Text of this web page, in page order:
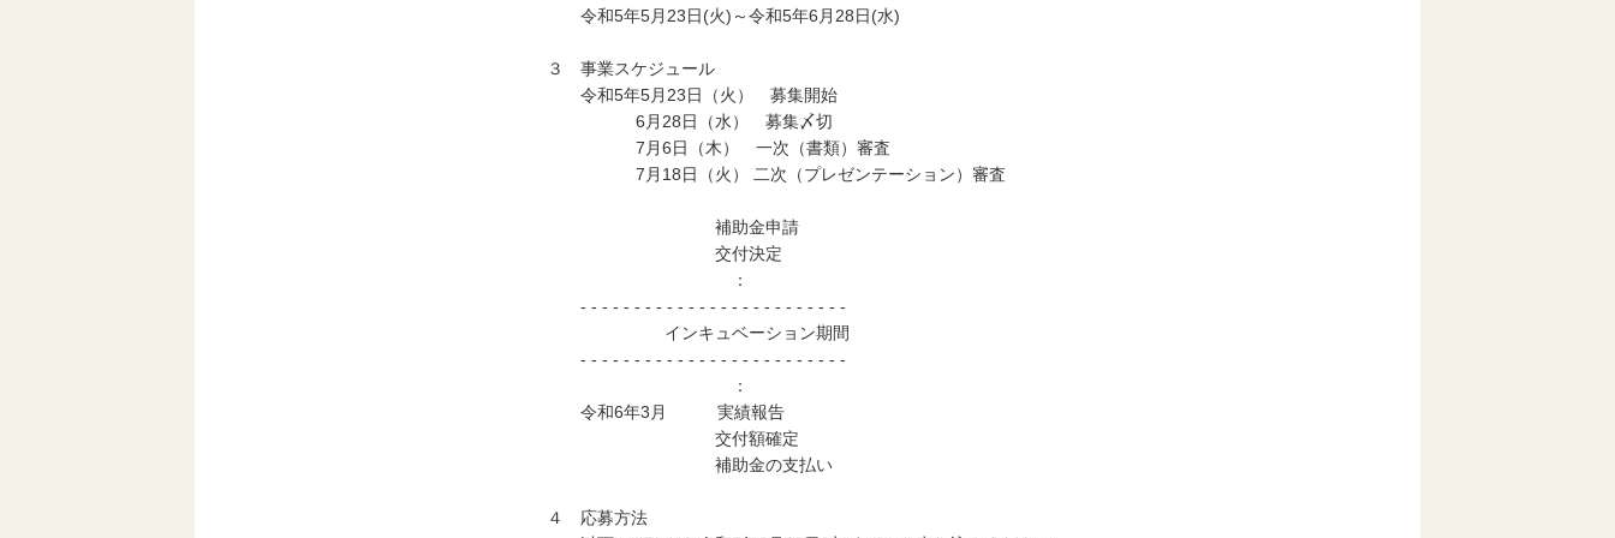
令和5年5月23日(火)～令和5年6月28日(水)
３ 事業スケジュール
令和5年5月23日（火） 募集開始
6月28日（水） 募集〆切
7月6日（木） 一次（書類）審査
7月18日（火） 二次（プレゼンテーション）審査
補助金申請
交付決定
：
- - - - - - - - - - - - - - - - - - - - - - - - -
インキュベーション期間
- - - - - - - - - - - - - - - - - - - - - - - - -
：
令和6年3月 実績報告
交付額確定
補助金の支払い
４ 応募方法